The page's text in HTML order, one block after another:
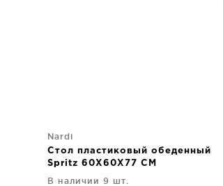
Nardi
Стол пластиковый обеденный
Spritz 60X60X77 CM
В наличии 9 шт.